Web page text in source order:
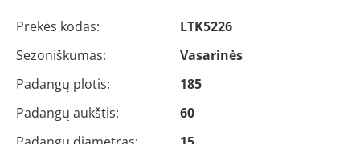
Prekės kodas:
LTK5226
Sezoniškumas:
Vasarinės
Padangų plotis:
185
Padangų aukštis:
60